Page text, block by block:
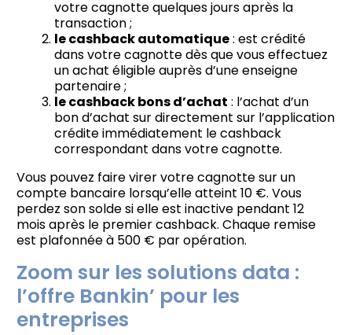
votre cagnotte quelques jours après la
transaction ;
le cashback automatique: est crédité
dans votre cagnotte dès que vous effectuez
un achat éligible auprès d’une enseigne
partenaire ;
le cashback bons d’achat : l’achat d’un
bon d’achat sur directement sur l’application
crédite immédiatement le cashback
correspondant dans votre cagnotte.
Vous pouvez faire virer votre cagnotte sur un
compte bancaire lorsqu’elle atteint 10 €. Vous
perdez son solde si elle est inactive pendant 12
mois après le premier cashback. Chaque remise
est plafonnée à 500 € par opération.
Zoom sur les solutions data :
l’offre Bankin’ pour les
entreprises